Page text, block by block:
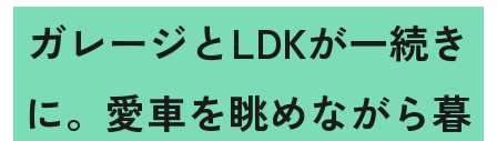
デザインから選ぶ
上田ハウジングパーク
ガレージとLDKが一続き
に。愛車を眺めながら暮